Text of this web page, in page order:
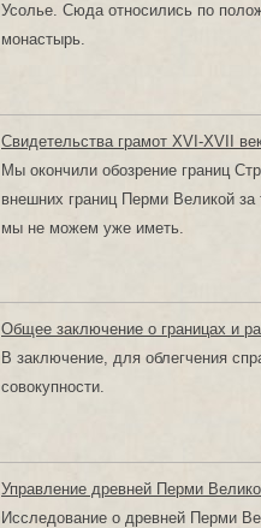
Усолье. Сюда относились по
монастырь.
Свидетельства грамот XVI-XVII
Мы окончили обозрение границ
внешних границ Перми Великой
мы не можем уже иметь.
Общее заключение о границах и
В заключение, для облегчения
совокупности.
Управление древней Перми
Исследование о древней Перми